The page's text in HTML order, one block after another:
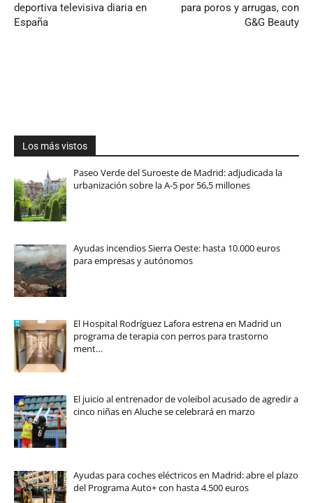
deportiva televisiva diaria en
España
para poros y arrugas, con
G&G Beauty
Los más vistos
Paseo Verde del Suroeste de Madrid: adjudicada la
urbanización sobre la A-5 por 56,5 millones
Ayudas incendios Sierra Oeste: hasta 10.000 euros
para empresas y autónomos
El Hospital Rodríguez Lafora estrena en Madrid un
programa de terapia con perros para trastorno
ment…
El juicio al entrenador de voleibol acusado de agredir a
cinco niñas en Aluche se celebrará en marzo
Ayudas para coches eléctricos en Madrid: abre el plazo
del Programa Auto+ con hasta 4.500 euros